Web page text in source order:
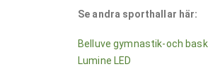
Se andra sporthallar här:
Belluve gymnastik-och
Lumine LED